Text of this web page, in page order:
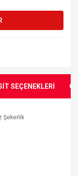
SEÇENEKLERİ
Şekerlik